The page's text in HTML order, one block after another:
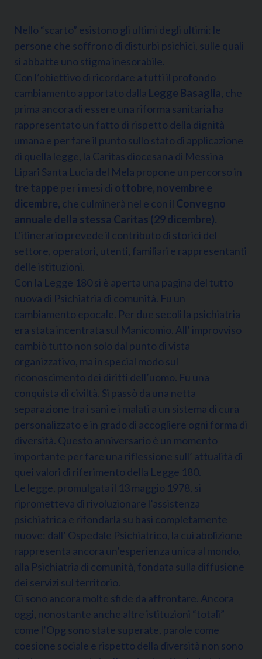
Nello “scarto” esistono gli ultimi degli ultimi: le
persone che soffrono di disturbi psichici, sulle quali
si abbatte uno stigma inesorabile.
Con l’obiettivo di ricordare a tutti il profondo
cambiamento apportato dalla Legge Basaglia, che
prima ancora di essere una riforma sanitaria ha
rappresentato un fatto di rispetto della dignità
umana e per fare il punto sullo stato di applicazione
di quella legge, la Caritas diocesana di Messina
Lipari Santa Lucia del Mela propone un percorso in
tre tappe per i mesi di ottobre, novembre e
dicembre, che culminerà nel e con il Convegno
annuale della stessa Caritas (29 dicembre).
L’itinerario prevede il contributo di storici del
settore, operatori, utenti, familiari e rappresentanti
delle istituzioni.
Con la Legge 180 si è aperta una pagina del tutto
nuova di Psichiatria di comunità. Fu un
cambiamento epocale. Per due secoli la psichiatria
era stata incentrata sul Manicomio. All’ improvviso
cambiò tutto non solo dal punto di vista
organizzativo, ma in special modo sul
riconoscimento dei diritti dell’uomo. Fu una
conquista di civiltà. Si passò da una netta
separazione tra i sani e i malati a un sistema di cura
personalizzato e in grado di accogliere ogni forma di
diversità. Questo anniversario è un momento
importante per fare una riflessione sull’ attualità di
quei valori di riferimento della Legge 180.
Le legge, promulgata il 13 maggio 1978, si
riprometteva di rivoluzionare l’assistenza
psichiatrica e rifondarla su basi completamente
nuove: dall’ Ospedale Psichiatrico, la cui abolizione
rappresenta ancora un’esperienza unica al mondo,
alla Psichiatria di comunità, fondata sulla diffusione
dei servizi sul territorio.
Ci sono ancora molte sfide da affrontare. Ancora
oggi, nonostante anche altre istituzioni “totali”
come l’Opg sono state superate, parole come
coesione sociale e rispetto della diversità non sono